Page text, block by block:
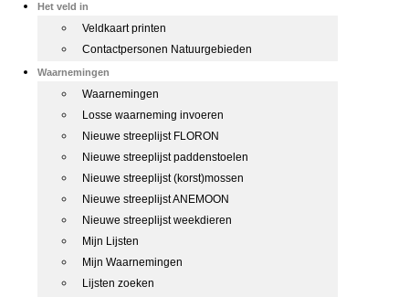
Het veld in
Veldkaart printen
Contactpersonen Natuurgebieden
Waarnemingen
Waarnemingen
Losse waarneming invoeren
Nieuwe streeplijst FLORON
Nieuwe streeplijst paddenstoelen
Nieuwe streeplijst (korst)mossen
Nieuwe streeplijst ANEMOON
Nieuwe streeplijst weekdieren
Mijn Lijsten
Mijn Waarnemingen
Lijsten zoeken